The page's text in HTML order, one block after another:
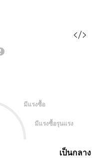
มีแรงซื้อ
มีแรงซื้อรุนแรง
เป็นกลาง